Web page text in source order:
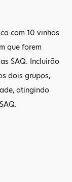
com 10 vinhos
que forem
SAQ. Incluirão
dois grupos,
atingindo